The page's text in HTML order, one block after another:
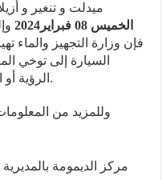
ميدلت و تنغير و
الخميس 08 فبراير2024
فإن وزارة التجهيز
السيارة إلى توخي
الرؤية أو انعدامها في مثل هذه الأحوال الجوية.
وللمزيد من
مركز الديمومة بالمديرية العامة